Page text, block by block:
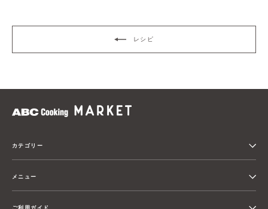
レシピ
カテゴリー
メニュー
ご利用ガイド